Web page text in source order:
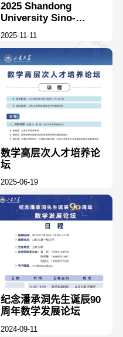
2025 Shandong
University Sino-
French International
Conference on Graph
Theory, Combinatorics
and Algorithms
2025-11-11
数学高层次人才培养论
坛
2025-06-19
纪念潘承洞先生诞辰90
周年数学发展论坛
2024-09-11